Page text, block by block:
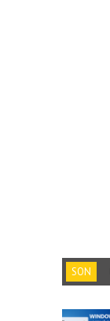
SON